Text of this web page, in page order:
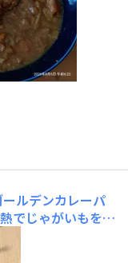
ールデンカレーパ
でじゃがいもを柔
がっていても直ぐ
有り難いですね。